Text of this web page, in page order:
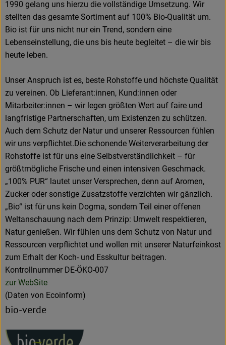
1990 gelang uns hierzu die vollständige Umsetzung. Wir
stellten das gesamte Sortiment auf 100% Bio-Qualität um.
Bio ist für uns nicht nur ein Trend, sondern eine
Lebenseinstellung, die uns bis heute begleitet – die wir bis
heute leben.
Unser Anspruch ist es, beste Rohstoffe und höchste Qualität
zu vereinen. Ob Lieferant:innen, Kund:innen oder
Mitarbeiter:innen – wir legen größten Wert auf faire und
langfristige Partnerschaften, um Existenzen zu schützen.
Auch dem Schutz der Natur und unserer Ressourcen fühlen
wir uns verpflichtet.Die schonende Weiterverarbeitung der
Rohstoffe ist für uns eine Selbstverständlichkeit – für
größtmögliche Frische und einen intensiven Geschmack.
„100% PUR“ lautet unser Versprechen, denn auf Aromen,
Zucker oder sonstige Zusatzstoffe verzichten wir gänzlich.
„Bio“ ist für uns kein Dogma, sondern Teil einer offenen
Weltanschauung nach dem Prinzip: Umwelt respektieren,
Natur genießen. Wir fühlen uns dem Schutz von Natur und
Ressourcen verpflichtet und wollen mit unserer Naturfeinkost
zum Erhalt der Koch- und Esskultur beitragen.
Kontrollnummer DE-ÖKO-007
zur WebSite
(Daten von Ecoinform)
bio-verde